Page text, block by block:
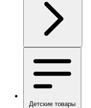
Детские товары